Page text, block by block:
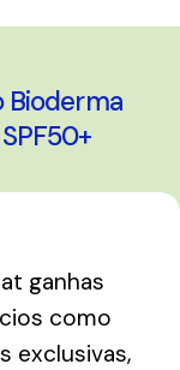
Bioderma
ganhas
como
exclusivas,